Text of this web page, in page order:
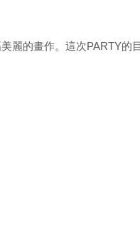
麗的畫作。這次PARTY的